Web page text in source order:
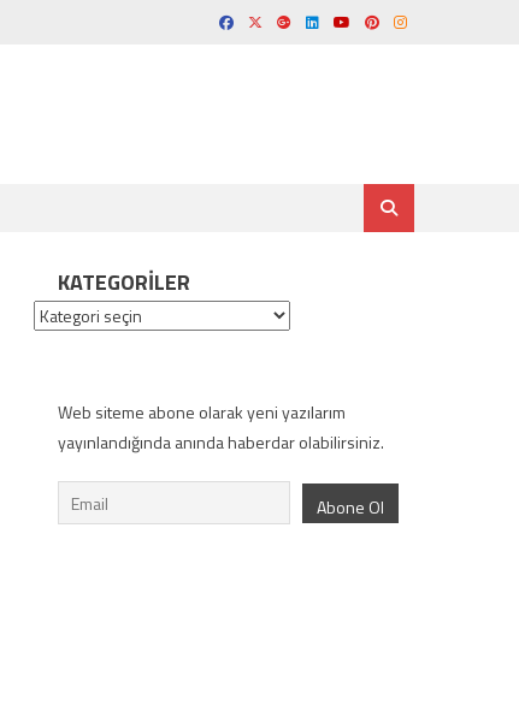
KATEGORILER
Kategoriler
Web siteme abone olarak yeni yazılarım
yayınlandığında anında haberdar olabilirsiniz.